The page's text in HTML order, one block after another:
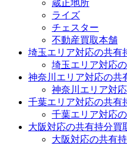
蔵正地所
ライズ
チェスター
不動産買取本舗
埼玉エリア対応の共有
埼玉エリア対応
神奈川エリア対応の共
神奈川エリア対
千葉エリア対応の共有
千葉エリア対応
大阪対応の共有持分買
大阪対応の共有